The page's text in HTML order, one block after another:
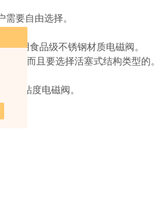
要自由选择。
选用食品级不锈钢材质电磁阀。
，而且要选择活塞式结构类型的。
高粘度电磁阀。